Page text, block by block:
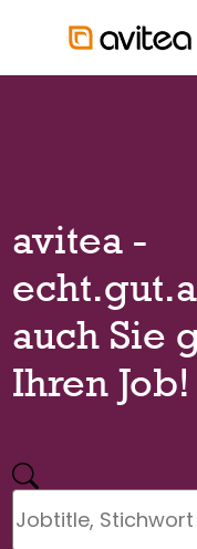
avitea -
auch Sie
Ihren Job!